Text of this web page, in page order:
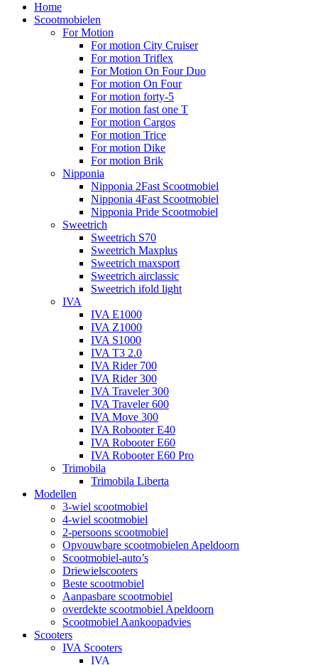
Home
Scootmobielen
For Motion
For motion City Cruiser
For motion Triflex
For Motion On Four Duo
For motion On Four
For motion forty-5
For motion fast one T
For motion Cargos
For motion Trice
For motion Dike
For motion Brik
Nipponia
Nipponia 2Fast Scootmobiel
Nipponia 4Fast Scootmobiel
Nipponia Pride Scootmobiel
Sweetrich
Sweetrich S70
Sweetrich Maxplus
Sweetrich maxsport
Sweetrich airclassic
Sweetrich ifold light
IVA
IVA E1000
IVA Z1000
IVA S1000
IVA T3 2.0
IVA Rider 700
IVA Rider 300
IVA Traveler 300
IVA Traveler 600
IVA Move 300
IVA Robooter E40
IVA Robooter E60
IVA Robooter E60 Pro
Trimobila
Trimobila Liberta
Modellen
3-wiel scootmobiel
4-wiel scootmobiel
2-persoons scootmobiel
Opvouwbare scootmobielen Apeldoorn
Scootmobiel-auto’s
Driewielscooters
Beste scootmobiel
Aanpasbare scootmobiel
overdekte scootmobiel Apeldoorn
Scootmobiel Aankoopadvies
Scooters
IVA Scooters
IVA